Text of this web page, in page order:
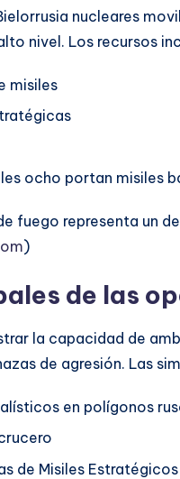
nucleares
nivel. Los recursos
misiles
ocho portan misiles
fuego representa un
)
de las
la capacidad de
de agresión. Las
en polígonos
de Misiles Estratégicos